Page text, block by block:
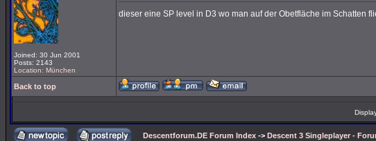
Joined: 30 Jun 2001
Posts: 2143
Location: München
dieser eine SP level in D3 wo man auf der Obetfläche im Schatten
Back to top
Descentforum.DE Forum Index -> Descent 3 Singleplayer -